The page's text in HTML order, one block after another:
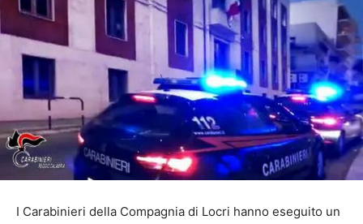
I Carabinieri della Compagnia di Locri hanno eseguito un